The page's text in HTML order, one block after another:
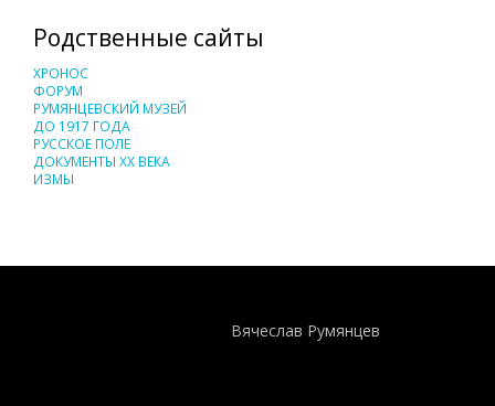
Родственные сайты
ХРОНОС
ФОРУМ
РУМЯНЦЕВСКИЙ МУЗЕЙ
ДО 1917 ГОДА
РУССКОЕ ПОЛЕ
ДОКУМЕНТЫ XX ВЕКА
ИЗМЫ
Вячеслав Румянцев